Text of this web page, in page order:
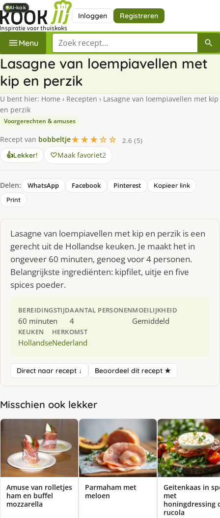
Inloggen Registreren
Menu Zoek een recept
Lasagne van loempiavellen met
kip en perzik
U bent hier: Home › Recepten › Lasagne van loempiavellen met kip
en perzik
Voorgerechten & amuses
Recept van bobbeltje★★★☆☆
2.6 (5)
👍Lekker! Maak favoriet2
Delen: WhatsApp Facebook Pinterest
Kopieer link
Print
Lasagne van loempiavellen met kip en perzik is een
gerecht uit de Hollandse keuken. Je maakt het in
ongeveer 60 minuten, genoeg voor 4 personen.
Belangrijkste ingrediënten: kipfilet, uitje en five
spices poeder.
BEREIDINGSTIJD
60 minuten
AANTAL PERSONEN
4
MOEILIJKHEID
Gemiddeld
KEUKEN
Hollandse
HERKOMST
Nederland
Direct naar recept ↓ Beoordeel dit recept ★
Misschien ook lekker
Amuse van rolletjes
ham en buffel
mozzarella
AI-kok
Parmaham met
meloen
AI-kok
Geitenkaas in
met
honingdressing
rucola
AI-kok
AI-kok
AI-kok
AI-kok